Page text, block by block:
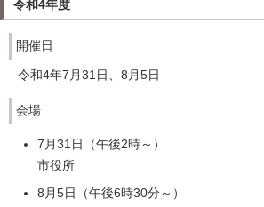
令和4年度
開催日
令和4年7月31日、8月5日
会場
7月31日（午後2時～）
市役所
8月5日（午後6時30分～）